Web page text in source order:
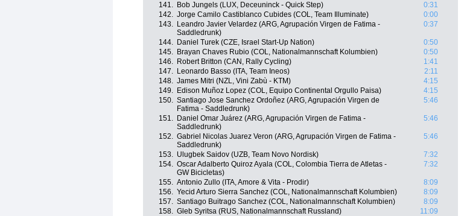
141.
Bob Jungels (LUX, Deceuninck - Quick Step)
0:31
142. Jorge Camilo Castiblanco Cubides (COL, Team Illuminate)
0:00
143.
Leandro Javier Velardez (ARG, Agrupación Virgen de Fatima -
Saddledrunk)
0:37
144. Daniel Turek (CZE, Israel Start-Up Nation)
0:50
145.
Brayan Chaves Rubio (COL, Nationalmannschaft Kolumbien)
0:50
146.
Robert Britton (CAN, Rally Cycling)
1:41
147.
Leonardo Basso (ITA, Team Ineos)
2:11
148. James Mitri (NZL, Vini Zabù - KTM)
4:15
149.
Edison Muñoz Lopez (COL, Equipo Continental Orgullo Paisa)
4:15
150. Santiago Jose Sanchez Ordoñez (ARG, Agrupación Virgen de
Fatima - Saddledrunk)
5:46
151.
Daniel Omar Juárez (ARG, Agrupación Virgen de Fatima -
Saddledrunk)
5:46
152. Gabriel Nicolas Juarez Veron (ARG, Agrupación Virgen de Fatima -
Saddledrunk)
5:46
153. Ulugbek Saidov (UZB, Team Novo Nordisk)
7:32
154. Oscar Adalberto Quiroz Ayala (COL, Colombia Tierra de Atletas -
GW Bicicletas)
7:32
155. Antonio Zullo (ITA, Amore & Vita - Prodir)
8:09
156. Yecid Arturo Sierra Sanchez (COL, Nationalmannschaft Kolumbien)
8:09
157. Santiago Buitrago Sanchez (COL, Nationalmannschaft Kolumbien)
8:09
158. Gleb Syritsa (RUS, Nationalmannschaft Russland)
11:09